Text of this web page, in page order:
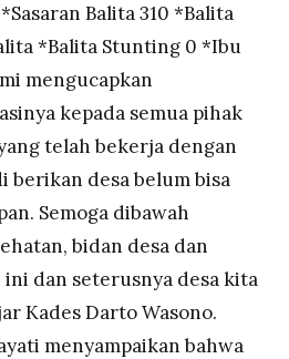
Balita 310 *Balita
*Balita Stunting 0 *Ibu
mengucapkan
kepada semua pihak
telah bekerja dengan
berikan desa belum bisa
Semoga dibawah
bidan desa dan
dan seterusnya desa kita
Kades Darto Wasono.
menyampaikan bahwa